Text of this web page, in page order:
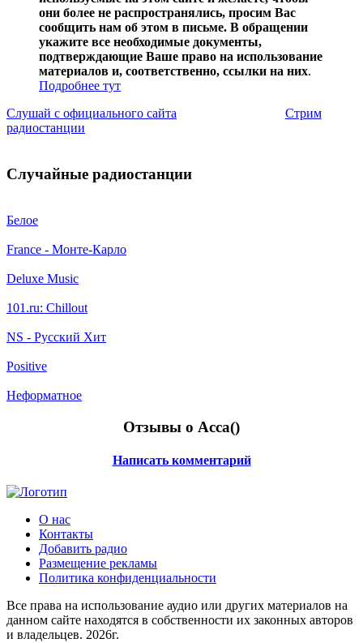
они более не распространялись, просим Вас
сообщить нам об этом в письме. В обращении
укажите все необходимые документы,
подтверждающие Ваше право на использование
материалов и, соответственно, ссылки на них.
Подробнее тут
Слушай с официального сайта
Стрим
радиостанции
Случайные радиостанции
Белое
France - Монте-Карло
Deluxe Music
101.ru: Chillоut
NS - Русский Хит
Positive
Неформатное
Отзывы о Асса()
Написать комментарий
О нас
Контакты
Добавить радио
Размещение рекламы
Политика конфиденциальности
Все права на использование аудио или других материалов на
данном сайте находятся в собственности их законных авторов
и владельцев. 2026г.